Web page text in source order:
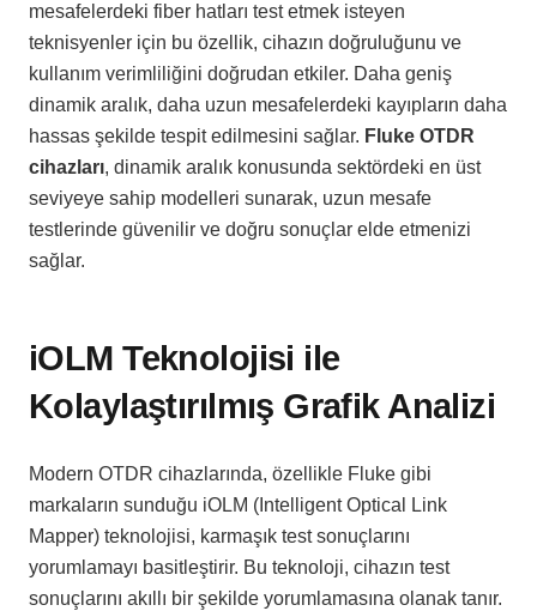
mesafelerdeki fiber hatları test etmek isteyen
teknisyenler için bu özellik, cihazın doğruluğunu ve
kullanım verimliliğini doğrudan etkiler. Daha geniş
dinamik aralık, daha uzun mesafelerdeki kayıpların daha
hassas şekilde tespit edilmesini sağlar. Fluke OTDR
cihazları, dinamik aralık konusunda sektördeki en üst
seviyeye sahip modelleri sunarak, uzun mesafe
testlerinde güvenilir ve doğru sonuçlar elde etmenizi
sağlar.
iOLM Teknolojisi ile
Kolaylaştırılmış Grafik Analizi
Modern OTDR cihazlarında, özellikle Fluke gibi
markaların sunduğu iOLM (Intelligent Optical Link
Mapper) teknolojisi, karmaşık test sonuçlarını
yorumlamayı basitleştirir. Bu teknoloji, cihazın test
sonuçlarını akıllı bir şekilde yorumlamasına olanak tanır.